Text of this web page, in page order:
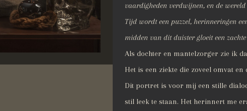
vaardigheden verdwijnen, en de wereld
Tijd wordt een puzzel, herinneringen
midden van dit duister gloeit een
Als dochter en mantelzorger zie ik
Het is een ziekte die zoveel omvat
Dit portret is voor mij een stille
stil leek te staan. Het herinnert me